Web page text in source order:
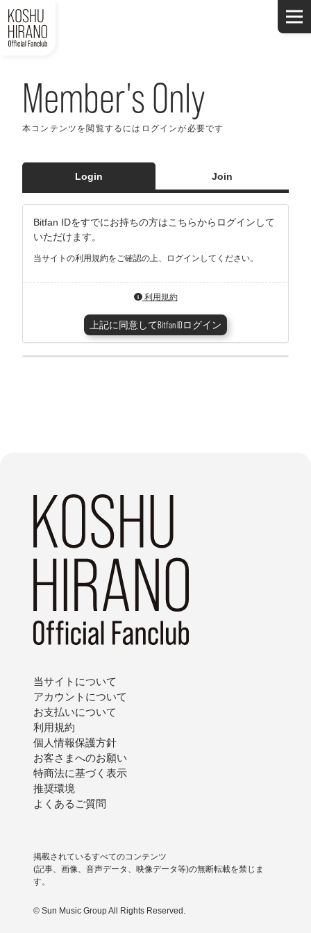
Member's Only
本コンテンツを閲覧するにはログインが必要です
Login Join
Bitfan IDをすでにお持ちの方はこちらからログインして
いただけます。
当サイトの利用規約をご確認の上、ログインしてください。
利用規約
上記に同意してBitfan IDログイン
当サイトについて
アカウントについて
お支払いについて
利用規約
個人情報保護方針
お客さまへのお願い
特商法に基づく表示
推奨環境
よくあるご質問
掲載されているすべてのコンテンツ
(記事、画像、音声データ、映像データ等)の無断転載を禁じま
す。
© Sun Music Group All Rights Reserved.